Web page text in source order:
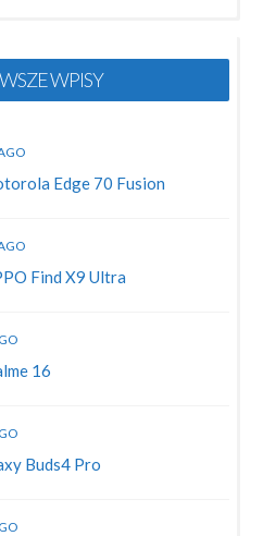
WPISY
Edge 70 Fusion
Find X9 Ultra
16
Buds4 Pro